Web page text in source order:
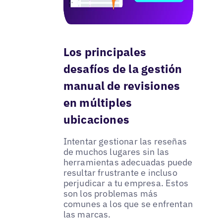
Los principales
desafíos de la gestión
manual de revisiones
en múltiples
ubicaciones
Intentar gestionar las reseñas
de muchos lugares sin las
herramientas adecuadas puede
resultar frustrante e incluso
perjudicar a tu empresa. Estos
son los problemas más
comunes a los que se enfrentan
las marcas.